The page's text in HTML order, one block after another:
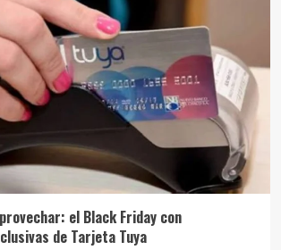
el Black Friday con
de Tarjeta Tuya